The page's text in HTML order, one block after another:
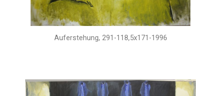
Auferstehung, 291-118,5x171-1996